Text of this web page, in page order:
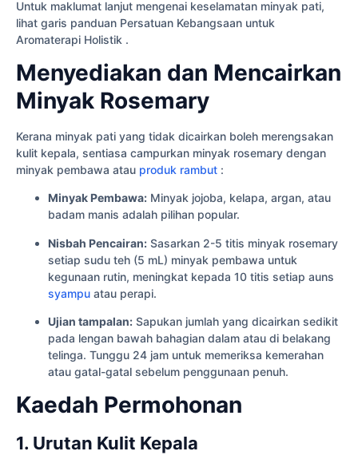
Untuk maklumat lanjut mengenai keselamatan minyak pati,
lihat garis panduan Persatuan Kebangsaan untuk
Aromaterapi Holistik .
Menyediakan dan Mencairkan
Minyak Rosemary
Kerana minyak pati yang tidak dicairkan boleh merengsakan
kulit kepala, sentiasa campurkan minyak rosemary dengan
minyak pembawa atau produk rambut :
Minyak Pembawa: Minyak jojoba, kelapa, argan, atau
badam manis adalah pilihan popular.
Nisbah Pencairan: Sasarkan 2-5 titis minyak rosemary
setiap sudu teh (5 mL) minyak pembawa untuk
kegunaan rutin, meningkat kepada 10 titis setiap auns
syampu atau perapi.
Ujian tampalan: Sapukan jumlah yang dicairkan sedikit
pada lengan bawah bahagian dalam atau di belakang
telinga. Tunggu 24 jam untuk memeriksa kemerahan
atau gatal-gatal sebelum penggunaan penuh.
Kaedah Permohonan
1. Urutan Kulit Kepala